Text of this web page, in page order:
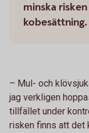
minska
kobesättning.
– Mul- och
jag verkligen
tillfället under
risken finns att det